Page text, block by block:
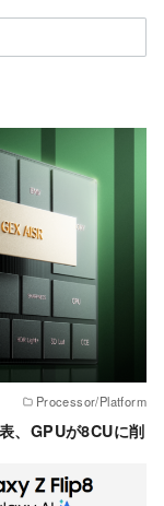
Processor/Platform
GPUが8CUに削